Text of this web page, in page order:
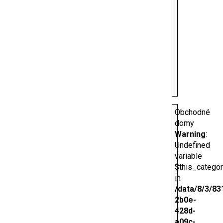
Obchodné
domy
Warning:
Undefined
variable
in
/data/8/3/
2b0e-
428d-